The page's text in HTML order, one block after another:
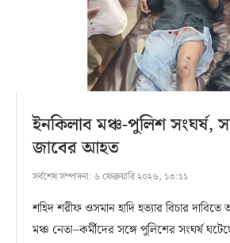
ইনকিলাব মঞ্চ-পুলিশ সংঘর্ষ,
জাবের আহত
সর্বশেষ সম্পাদনা: ৬ ফেব্রুয়ারি ২০২৬, ১৩:১১
শহিদ শরীফ ওসমান হাদি হত্যার বিচার
মঞ্চ নেতা–কর্মীদের সঙ্গে পুলিশের সংঘর্ষ